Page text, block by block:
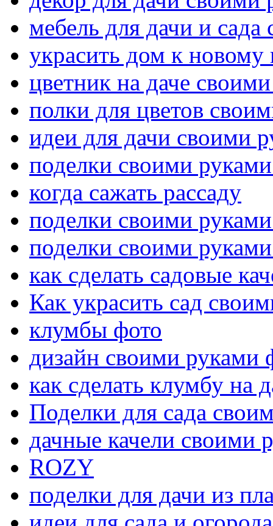
мебель для дачи и
украсить дом к
цветник на даче
полки для цветов
идеи для дачи своими
поделки своими
когда сажать рассаду
поделки своими
поделки своими
как сделать садовые
Как украсить сад
клумбы фото
дизайн своими руками
как сделать клумбу на
Поделки для сада
дачные качели своими
ROZY
поделки для дачи из